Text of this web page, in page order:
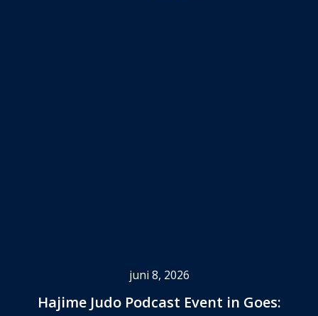
juni 8, 2026
Hajime Judo Podcast Event in Goes: